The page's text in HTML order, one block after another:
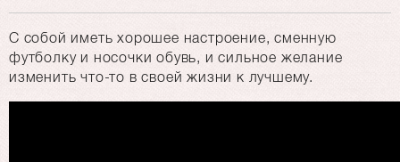
С собой иметь хорошее настроение, сменную
футболку и носочки обувь, и сильное желание
изменить что-то в своей жизни к лучшему.